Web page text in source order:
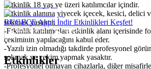
-Etkinlik 18 yaş ve üzeri katılımcılar içindir.
-Etkinlik alanına yiyecek içecek, kesici, delici
sokmak yasaktır.
-Etkinlik katılımcıları etkinlik alanı içerisinde
çekiminin yapılacağını kabul eder.
-Yazılı izin olmadığı takdirde profesyonel
sokmak ve çekim yapmak yasaktır.
-Profesyonel olmayan cihazlarla, diğer
BUGECE App'i İndir Etkinlikleri Keşfet!
Etkinlikler